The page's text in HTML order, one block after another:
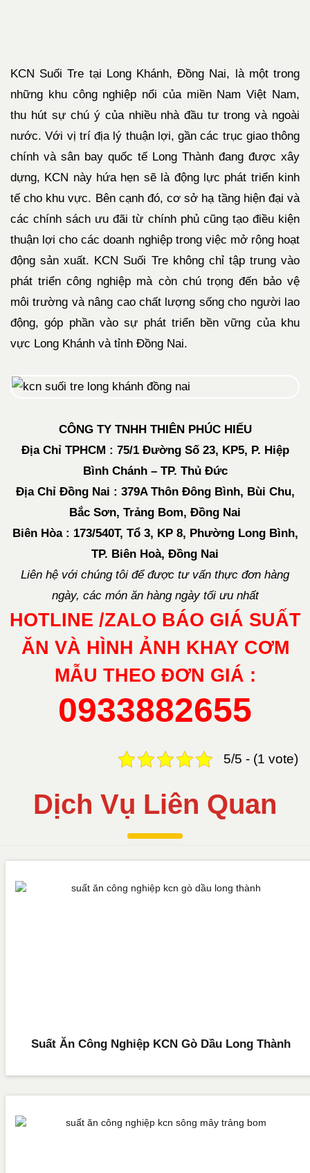
KCN Suối Tre tại Long Khánh, Đồng Nai, là một trong
những khu công nghiệp nổi của miền Nam Việt Nam,
thu hút sự chú ý của nhiều nhà đầu tư trong và ngoài
nước. Với vị trí địa lý thuận lợi, gần các trục giao thông
chính và sân bay quốc tế Long Thành đang được xây
dựng, KCN này hứa hẹn sẽ là động lực phát triển kinh
tế cho khu vực. Bên cạnh đó, cơ sở hạ tầng hiện đại và
các chính sách ưu đãi từ chính phủ cũng tạo điều kiện
thuận lợi cho các doanh nghiệp trong việc mở rộng hoạt
động sản xuất. KCN Suối Tre không chỉ tập trung vào
phát triển công nghiệp mà còn chú trọng đến bảo vệ
môi trường và nâng cao chất lượng sống cho người lao
động, góp phần vào sự phát triển bền vững của khu
vực Long Khánh và tỉnh Đồng Nai.
CÔNG TY TNHH THIÊN PHÚC HIẾU
Địa Chỉ TPHCM : 75/1 Đường Số 23, KP5, P. Hiệp
Bình Chánh – TP. Thủ Đức
Địa Chỉ Đồng Nai : 379A Thôn Đông Bình, Bùi Chu,
Bắc Sơn, Trảng Bom, Đồng Nai
Biên Hòa : 173/540T, Tổ 3, KP 8, Phường Long Bình,
TP. Biên Hoà, Đồng Nai
Liên hệ với chúng tôi để được tư vấn thực đơn hàng
ngày, các món ăn hàng ngày tối ưu nhất
HOTLINE /ZALO BÁO GIÁ SUẤT
ĂN VÀ HÌNH ẢNH KHAY CƠM
MẪU THEO ĐƠN GIÁ :
0933882655
5/5 - (1 vote)
Dịch Vụ Liên Quan
Suất Ăn Công Nghiệp KCN Gò Dầu Long Thành